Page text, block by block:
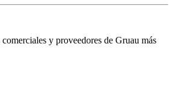
y proveedores de Gruau más